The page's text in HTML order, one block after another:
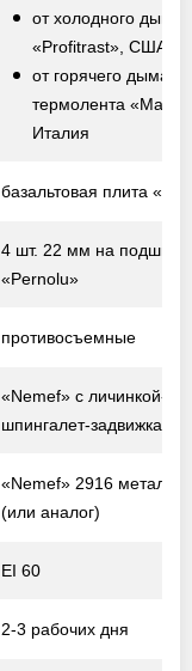
от холодного дыма
«Profitrast», США
от горячего дыма –
термолента
Италия
базальтовая плита
4 шт. 22 мм на
«Pernolu»
противосъемные
«Nemef» с личинкой-
шпингалет-задвижка
«Nemef» 2916 металл /
(или аналог)
EI 60
2-3 рабочих дня